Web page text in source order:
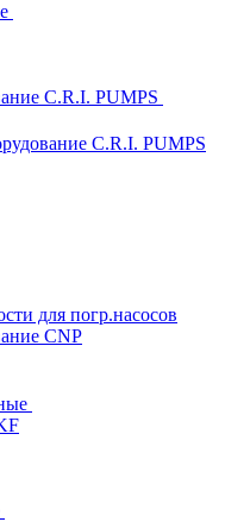
C.R.I. PUMPS
C.R.I. PUMPS
для погр.насосов
CNP